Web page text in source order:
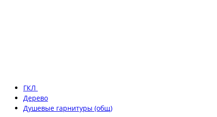
ГКЛ
Дерево
Душевые гарнитуры (общ)